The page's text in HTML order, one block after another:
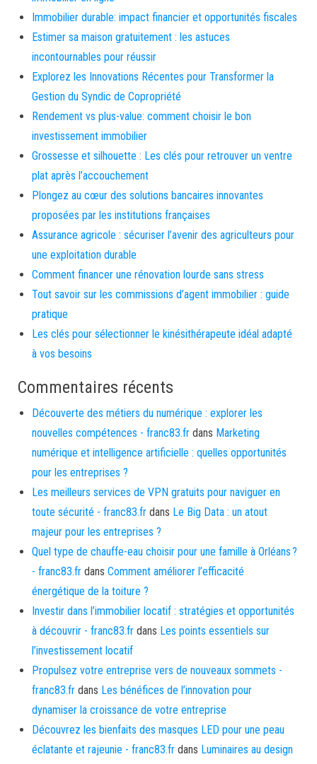
Immobilier durable: impact financier et opportunités fiscales
Estimer sa maison gratuitement : les astuces
incontournables pour réussir
Explorez les Innovations Récentes pour Transformer la
Gestion du Syndic de Copropriété
Rendement vs plus-value: comment choisir le bon
investissement immobilier
Grossesse et silhouette : Les clés pour retrouver un ventre
plat après l’accouchement
Plongez au cœur des solutions bancaires innovantes
proposées par les institutions françaises
Assurance agricole : sécuriser l’avenir des agriculteurs pour
une exploitation durable
Comment financer une rénovation lourde sans stress
Tout savoir sur les commissions d’agent immobilier : guide
pratique
Les clés pour sélectionner le kinésithérapeute idéal adapté
à vos besoins
Commentaires récents
Découverte des métiers du numérique : explorer les
nouvelles compétences - franc83.fr dans Marketing
numérique et intelligence artificielle : quelles opportunités
pour les entreprises ?
Les meilleurs services de VPN gratuits pour naviguer en
toute sécurité - franc83.fr dans Le Big Data : un atout
majeur pour les entreprises ?
Quel type de chauffe-eau choisir pour une famille à Orléans ?
- franc83.fr dans Comment améliorer l’efficacité
énergétique de la toiture ?
Investir dans l’immobilier locatif : stratégies et opportunités
à découvrir - franc83.fr dans Les points essentiels sur
l’investissement locatif
Propulsez votre entreprise vers de nouveaux sommets -
franc83.fr dans Les bénéfices de l’innovation pour
dynamiser la croissance de votre entreprise
Découvrez les bienfaits des masques LED pour une peau
éclatante et rajeunie - franc83.fr dans Luminaires au design